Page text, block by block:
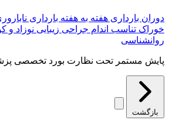
دوران بارداری هفته به هفته بارداری
خوراک تناسب اندام جراحی زیبایی نوزاد و
روانشناسی
پایش مستمر تحت نظارت بورد تخصصی
بازگشت